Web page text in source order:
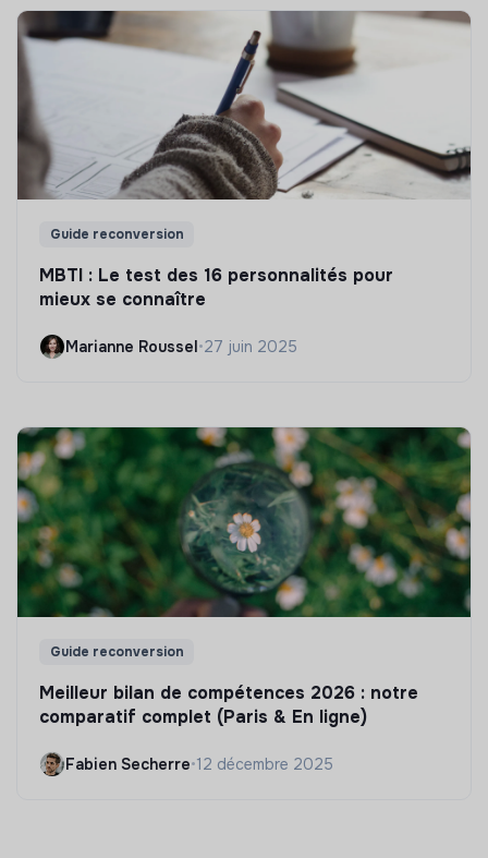
Guide reconversion
MBTI : Le test des 16 personnalités pour
mieux se connaître
Marianne Roussel•27 juin 2025
Guide reconversion
Meilleur bilan de compétences 2026 : notre
comparatif complet (Paris & En ligne)
Fabien Secherre•12 décembre 2025